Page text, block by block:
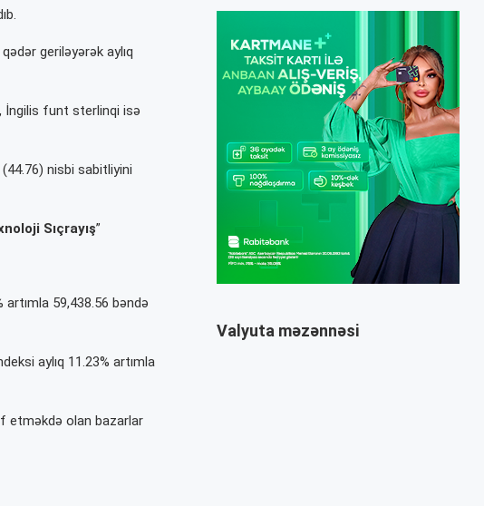
geriləyərək aylıq
İngilis funt sterlinqi isə
nisbi sabitliyini
Sıçrayış”
59,438.56 bəndə
aylıq 11.23% artımla
etməkdə olan bazarlar
Valyuta məzənnəsi